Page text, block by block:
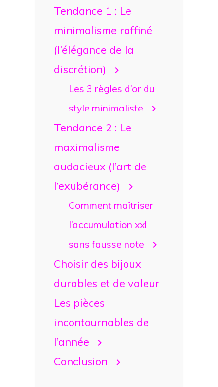
Tendance 1 : Le
minimalisme raffiné
(l’élégance de la
discrétion)
Les 3 règles d’or du
style minimaliste
Tendance 2 : Le
maximalisme
audacieux (l’art de
l’exubérance)
Comment maîtriser
l’accumulation xxl
sans fausse note
Choisir des bijoux
durables et de valeur
Les pièces
incontournables de
l’année
Conclusion